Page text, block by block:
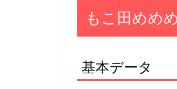
もこ田めめ
基本データ